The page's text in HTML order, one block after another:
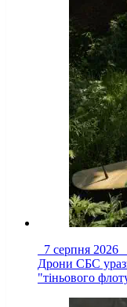
7 серпня 2026
Дрони СБС
"тіньового